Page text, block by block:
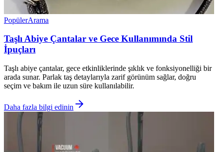
PopülerArama
Taşlı Abiye Çantalar ve Gece Kullanımında Stil
İpuçları
Taşlı abiye çantalar, gece etkinliklerinde şıklık ve fonksiyonelliği bir
arada sunar. Parlak taş detaylarıyla zarif görünüm sağlar, doğru
seçim ve bakım ile uzun süre kullanılabilir.
Daha fazla bilgi edinin